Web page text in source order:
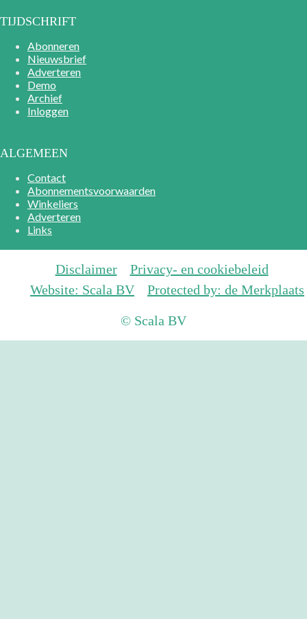
TIJDSCHRIFT
Abonneren
Nieuwsbrief
Adverteren
Demo
Archief
Inloggen
ALGEMEEN
Contact
Abonnementsvoorwaarden
Winkeliers
Adverteren
Links
Disclaimer
Privacy- en cookiebeleid
Website: Scala BV
Protected by: de Merkplaats
© Scala BV